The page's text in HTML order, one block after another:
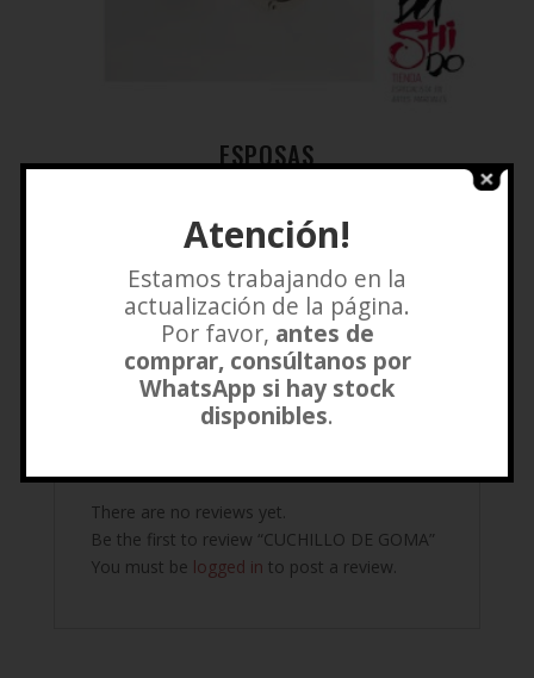
ESPOSAS
Añadir a lista de deseos
Reviews (0)
Reviews
There are no reviews yet.
Be the first to review “CUCHILLO DE GOMA”
You must be logged in to post a review.
Atención!
Estamos trabajando en la
actualización de la página.
Por favor, antes de
comprar, consúltanos por
WhatsApp si hay stock
disponibles.